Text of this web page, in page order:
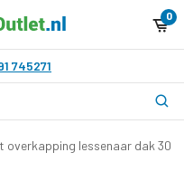
0
745271
overkapping lessenaar dak 300